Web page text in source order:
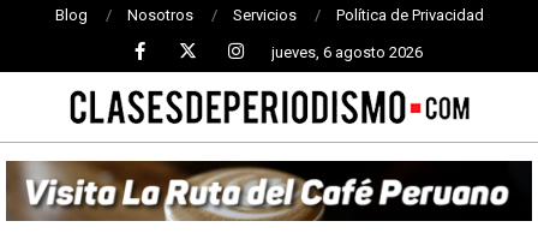
Blog Nosotros Servicios Política de Privacidad
jueves, 6 agosto 2026
CLASES
DE